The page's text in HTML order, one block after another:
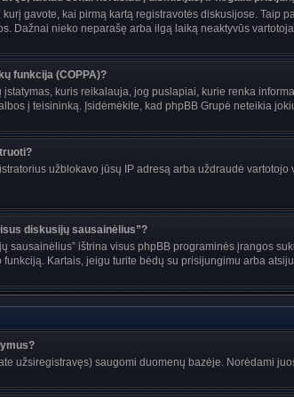
gavote, kai pirmą kartą registravotės diskusijose.
Dažnai nieko neparašę arba ilgą laiką neaktyvūs
funkcija (COPPA)?
įstatymas, kuris reikalauja, jog puslapiai, kurie renka
į teisininką. Įsidėmėkite, kad phpBB Grupė neteikia
užblokavo jūsų IP adresą arba uždraudė
diskusijų sausainėlius”?
sausainėlius” ištrina visus phpBB programinės įrangos
Kartais, jeigu turite bėdų su prisijungimu arba
užsiregistravęs) saugomi duomenų bazėje. Norėdami